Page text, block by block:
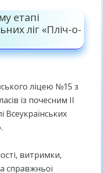
етапі
ліг «Пліч-о-
ліцею №15 з
із почесним ІІ
Всеукраїнських
витримки,
справжньої